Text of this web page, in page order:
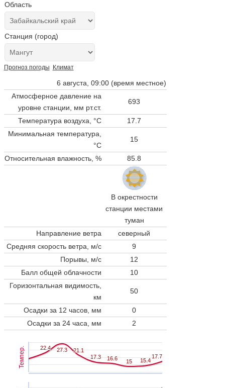
Область
Станция (город)
Прогноз погоды Климат
6 августа, 09:00 (время местное)
Атмосферное давление на
уровне станции, мм рт.ст.
693
Температура воздуха, °C
17.7
Минимальная температура,
°C
15
Относительная влажность, % 85.8
В окрестности
станции местами
туман
Направление ветра
северный
Средняя скорость ветра, м/с
9
Порывы, м/с
12
Балл общей облачности
10
Горизонтальная видимость,
км
50
Осадки за 12 часов, мм
0
Осадки за 24 часа, мм
2
Темпер. 22.4
22.4 27.3
27.3 21.1
21.1
17.3
17.3 16.6
16.6 15
15 15.4
15.4
17.7
17.7